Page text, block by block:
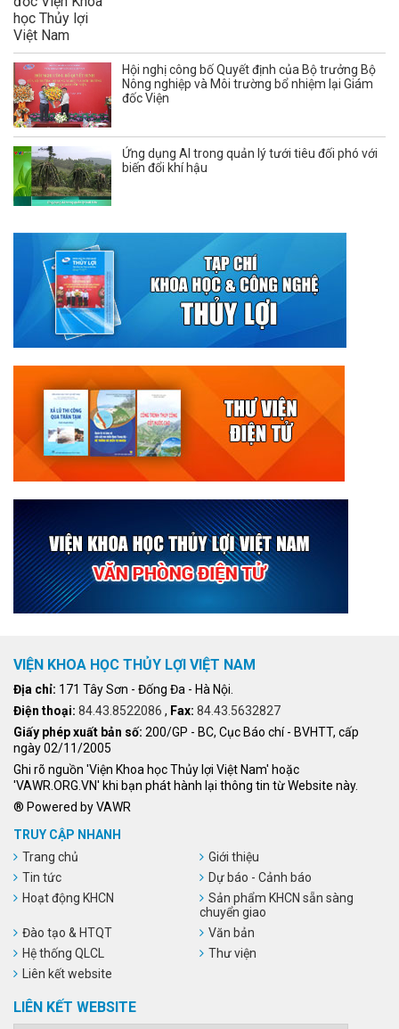
Hội nghị công bố Quyết định của Bộ trưởng Bộ
Nông nghiệp và Môi trường bổ nhiệm lại Giám
đốc Viện
Ứng dụng AI trong quản lý tưới tiêu đối phó với
biến đổi khí hậu
VIỆN KHOA HỌC THỦY LỢI VIỆT NAM
Địa chỉ: 171 Tây Sơn - Đống Đa - Hà Nội.
Điện thoại: 84.43.8522086 , Fax: 84.43.5632827
Giấy phép xuất bản số: 200/GP - BC, Cục Báo chí - BVHTT, cấp
ngày 02/11/2005
Ghi rõ nguồn 'Viện Khoa học Thủy lợi Việt Nam' hoặc
'VAWR.ORG.VN' khi bạn phát hành lại thông tin từ Website này.
® Powered by VAWR
TRUY CẬP NHANH
Trang chủ
Giới thiệu
Tin tức
Dự báo - Cảnh báo
Hoạt động KHCN
Sản phẩm KHCN sẵn sàng
chuyển giao
Đào tạo & HTQT
Văn bản
Hệ thống QLCL
Thư viện
Liên kết website
LIÊN KẾT WEBSITE